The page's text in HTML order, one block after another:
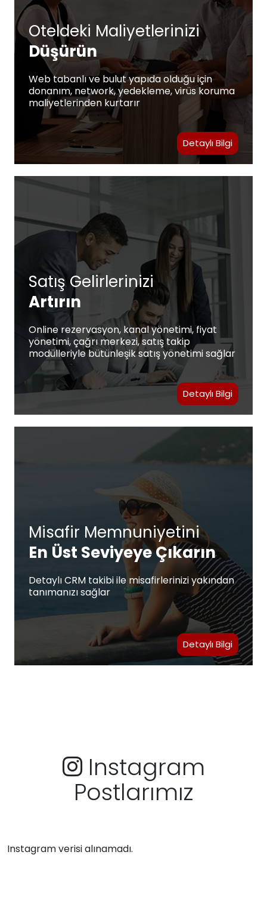
Oteldeki Maliyetlerinizi
Düşürün
Web tabanlı ve bulut yapıda olduğu için
donanım, network, yedekleme, virüs koruma
maliyetlerinden kurtarır
Detaylı Bilgi
Satış Gelirlerinizi
Artırın
Online rezervasyon, kanal yönetimi, fiyat
yönetimi, çağrı merkezi, satış takip
modülleriyle bütünleşik satış yönetimi sağlar
Detaylı Bilgi
Misafir Memnuniyetini
En Üst Seviyeye Çıkarın
Detaylı CRM takibi ile misafirlerinizi yakından
tanımanızı sağlar
Detaylı Bilgi
Instagram
Postlarımız
Instagram verisi alınamadı.